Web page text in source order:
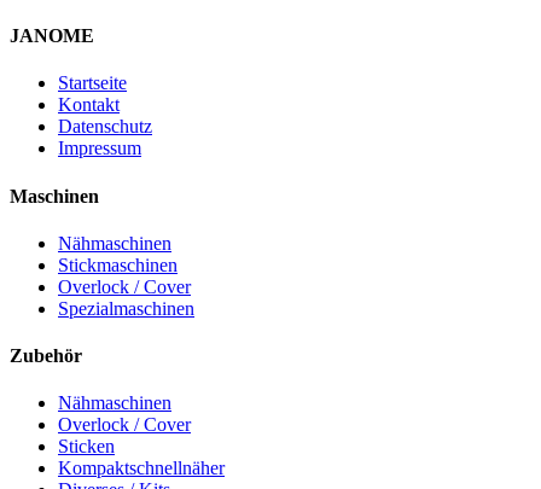
JANOME
Startseite
Kontakt
Datenschutz
Impressum
Maschinen
Nähmaschinen
Stickmaschinen
Overlock / Cover
Spezialmaschinen
Zubehör
Nähmaschinen
Overlock / Cover
Sticken
Kompaktschnellnäher